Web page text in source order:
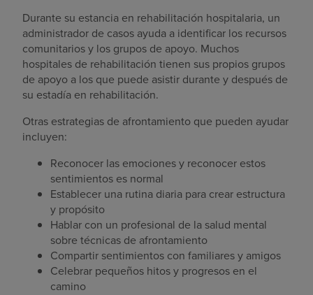
Durante su estancia en rehabilitación hospitalaria, un
administrador de casos ayuda a identificar los recursos
comunitarios y los grupos de apoyo. Muchos
hospitales de rehabilitación tienen sus propios grupos
de apoyo a los que puede asistir durante y después de
su estadía en rehabilitación.
Otras estrategias de afrontamiento que pueden ayudar
incluyen:
Reconocer las emociones y reconocer estos
sentimientos es normal
Establecer una rutina diaria para crear estructura
y propósito
Hablar con un profesional de la salud mental
sobre técnicas de afrontamiento
Compartir sentimientos con familiares y amigos
Celebrar pequeños hitos y progresos en el
camino